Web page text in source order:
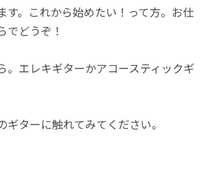
す。これから始めたい！って方。お仕
でどうぞ！
エレキギターかアコースティックギ
ターに触れてみてください。